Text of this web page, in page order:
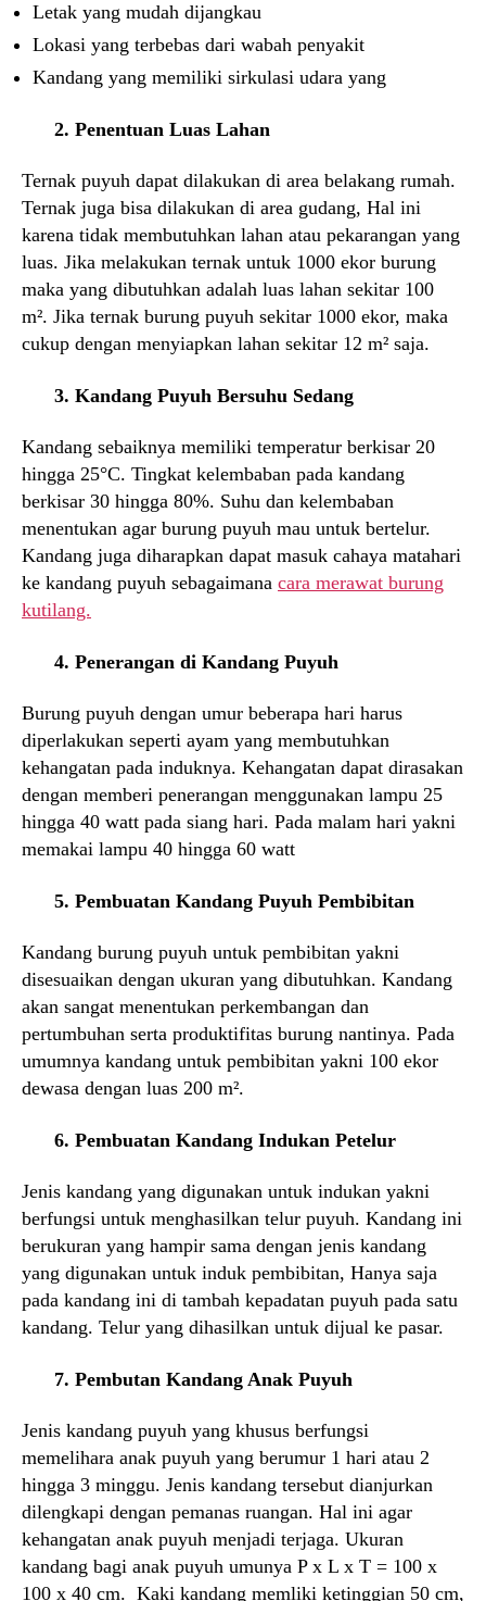
Letak yang mudah dijangkau
Lokasi yang terbebas dari wabah penyakit
Kandang yang memiliki sirkulasi udara yang
2. Penentuan Luas Lahan
Ternak puyuh dapat dilakukan di area belakang rumah.
Ternak juga bisa dilakukan di area gudang, Hal ini
karena tidak membutuhkan lahan atau pekarangan yang
luas. Jika melakukan ternak untuk 1000 ekor burung
maka yang dibutuhkan adalah luas lahan sekitar 100
m². Jika ternak burung puyuh sekitar 1000 ekor, maka
cukup dengan menyiapkan lahan sekitar 12 m² saja.
3. Kandang Puyuh Bersuhu Sedang
Kandang sebaiknya memiliki temperatur berkisar 20
hingga 25°C. Tingkat kelembaban pada kandang
berkisar 30 hingga 80%. Suhu dan kelembaban
menentukan agar burung puyuh mau untuk bertelur.
Kandang juga diharapkan dapat masuk cahaya matahari
ke kandang puyuh sebagaimana cara merawat burung
kutilang.
4. Penerangan di Kandang Puyuh
Burung puyuh dengan umur beberapa hari harus
diperlakukan seperti ayam yang membutuhkan
kehangatan pada induknya. Kehangatan dapat dirasakan
dengan memberi penerangan menggunakan lampu 25
hingga 40 watt pada siang hari. Pada malam hari yakni
memakai lampu 40 hingga 60 watt
5. Pembuatan Kandang Puyuh Pembibitan
Kandang burung puyuh untuk pembibitan yakni
disesuaikan dengan ukuran yang dibutuhkan. Kandang
akan sangat menentukan perkembangan dan
pertumbuhan serta produktifitas burung nantinya. Pada
umumnya kandang untuk pembibitan yakni 100 ekor
dewasa dengan luas 200 m².
6. Pembuatan Kandang Indukan Petelur
Jenis kandang yang digunakan untuk indukan yakni
berfungsi untuk menghasilkan telur puyuh. Kandang ini
berukuran yang hampir sama dengan jenis kandang
yang digunakan untuk induk pembibitan, Hanya saja
pada kandang ini di tambah kepadatan puyuh pada satu
kandang. Telur yang dihasilkan untuk dijual ke pasar.
7. Pembutan Kandang Anak Puyuh
Jenis kandang puyuh yang khusus berfungsi
memelihara anak puyuh yang berumur 1 hari atau 2
hingga 3 minggu. Jenis kandang tersebut dianjurkan
dilengkapi dengan pemanas ruangan. Hal ini agar
kehangatan anak puyuh menjadi terjaga. Ukuran
kandang bagi anak puyuh umunya P x L x T = 100 x
100 x 40 cm. Kaki kandang memliki ketinggian 50 cm,